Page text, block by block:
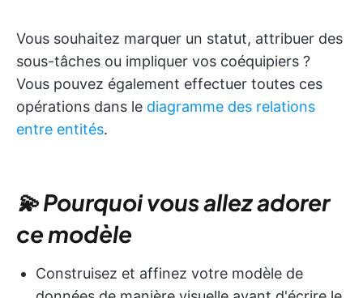
Vous souhaitez marquer un statut, attribuer des
sous-tâches ou impliquer vos coéquipiers ?
Vous pouvez également effectuer toutes ces
opérations dans le diagramme des relations
entre entités.
💫 Pourquoi vous allez adorer
ce modèle
Construisez et affinez votre modèle de